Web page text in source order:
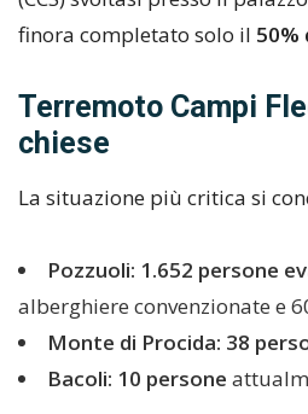
finora completato solo il 50%
Terremoto Campi
chiese
La situazione più critica si
Pozzuoli: 1.652 persone
alberghiere convenzionate e
Monte di Procida: 38
Bacoli: 10 persone